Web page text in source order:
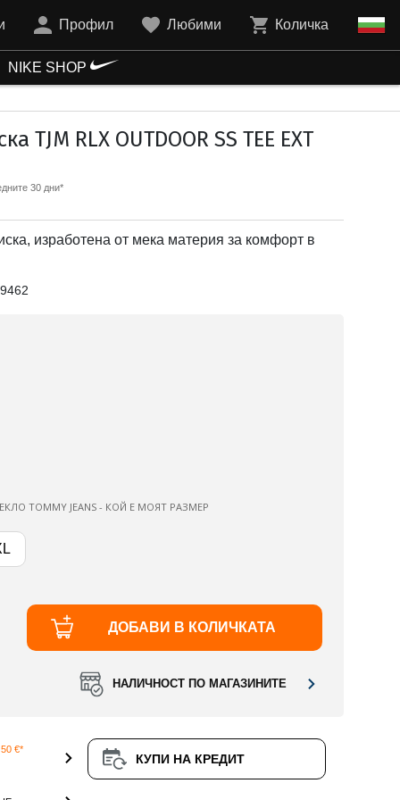
Профил Любими Количка
NIKE SHOP
TJM RLX OUTDOOR SS TEE EXT
30 дни*
изработена от мека материя за комфорт в
TOMMY JEANS - КОЙ Е МОЯТ РАЗМЕР
ДОБАВИ В КОЛИЧКАТА
НАЛИЧНОСТ ПО МАГАЗИНИТЕ
€*
КУПИ НА КРЕДИТ